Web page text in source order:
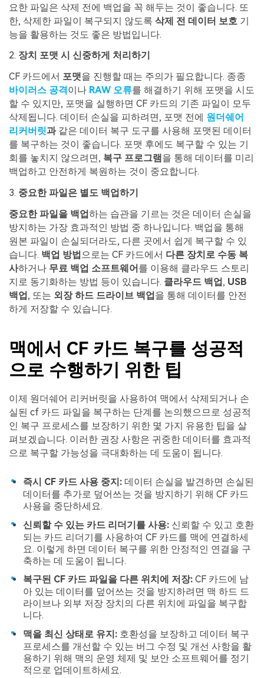
요한 파일은 삭제 전에 백업을 꼭 해두는 것이 좋습니다. 또
한, 삭제한 파일이 복구되지 않도록 삭제 전 데이터 보호 기
능을 활용하는 것도 좋은 방법입니다.
2. 장치 포맷 시 신중하게 처리하기
CF 카드에서 포맷을 진행할 때는 주의가 필요합니다. 종종
바이러스 공격이나 RAW 오류를 해결하기 위해 포맷을 시도
할 수 있지만, 포맷을 실행하면 CF 카드의 기존 파일이 모두
삭제됩니다. 데이터 손실을 피하려면, 포맷 전에 원더쉐어
리커버릿과같은 데이터 복구 도구를 사용해 포맷된 데이터
를 복구하는 것이 좋습니다. 포맷 후에도 복구할 수 있는 기
회를 놓치지 않으려면, 복구 프로그램을 통해 데이터를 미리
백업하고 안전하게 복원하는 것이 중요합니다.
3. 중요한 파일은 별도 백업하기
중요한 파일을 백업하는 습관을 기르는 것은 데이터 손실을
방지하는 가장 효과적인 방법 중 하나입니다. 백업을 통해
원본 파일이 손실되더라도, 다른 곳에서 쉽게 복구할 수 있
습니다. 백업 방법 으로는 CF 카드에서 다른 장치로 수동 복
사하거나 무료 백업 소프트웨어를 이용해 클라우드 스토리
지로 동기화하는 방법 등이 있습니다. 클라우드 백업, USB
백업, 또는 외장 하드 드라이브 백업을 통해 데이터를 안전
하게 저장할 수 있습니다.
맥에서 CF 카드 복구를 성공적
으로 수행하기 위한 팁
이제 원더쉐어 리커버릿을 사용하여 맥에서 삭제되거나 손
실된 cf 카드 파일을 복구하는 단계를 논의했으므로 성공적
인 복구 프로세스를 보장하기 위한 몇 가지 유용한 팁을 살
펴보겠습니다. 이러한 권장 사항은 귀중한 데이터를 효과적
으로 복구할 가능성을 극대화하는 데 도움이 됩니다.
즉시 CF 카드 사용 중지: 데이터 손실을 발견하면 손실된
데이터를 추가로 덮어쓰는 것을 방지하기 위해 CF 카드
사용을 중단하세요.
신뢰할 수 있는 카드 리더기를 사용: 신뢰할 수 있고 호환
되는 카드 리더기를 사용하여 CF 카드를 맥에 연결하세
요. 이렇게 하면 데이터 복구를 위한 안정적인 연결을 구
축하는 데 도움이 됩니다.
복구된 CF 카드 파일을 다른 위치에 저장: CF 카드에 남
아 있는 데이터를 덮어쓰는 것을 방지하려면 맥 하드 드
라이브나 외부 저장 장치의 다른 위치에 파일을 복구합
니다.
맥을 최신 상태로 유지: 호환성을 보장하고 데이터 복구
프로세스를 개선할 수 있는 버그 수정 및 개선 사항을 활
용하기 위해 맥의 운영 체제 및 보안 소프트웨어를 정기
적으로 업데이트하세요.